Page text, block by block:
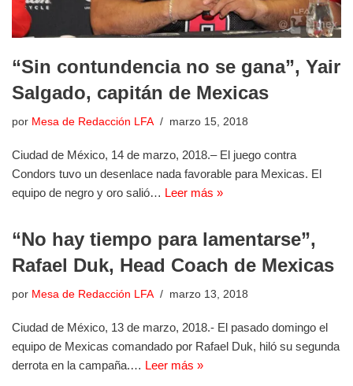
“Sin contundencia no se gana”, Yair
Salgado, capitán de Mexicas
por Mesa de Redacción LFA marzo 15, 2018
Ciudad de México, 14 de marzo, 2018.– El juego contra
Condors tuvo un desenlace nada favorable para Mexicas. El
equipo de negro y oro salió… Leer más »
“No hay tiempo para lamentarse”,
Rafael Duk, Head Coach de Mexicas
por Mesa de Redacción LFA marzo 13, 2018
Ciudad de México, 13 de marzo, 2018.- El pasado domingo el
equipo de Mexicas comandado por Rafael Duk, hiló su segunda
derrota en la campaña.… Leer más »